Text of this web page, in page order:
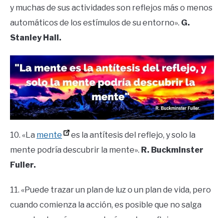
y muchas de sus actividades son reflejos más o menos
automáticos de los estímulos de su entorno». G.
Stanley Hall.
10. «La mente
es la antítesis del reflejo, y solo la
mente podría descubrir la mente». R. Buckminster
Fuller.
11. «Puede trazar un plan de luz o un plan de vida, pero
cuando comienza la acción, es posible que no salga